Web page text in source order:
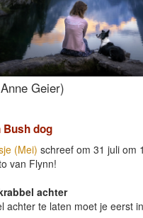
Geier)
Bush dog
(Mei) schreef om 31 juli om
van Flynn!
achter
achter te laten moet je eerst